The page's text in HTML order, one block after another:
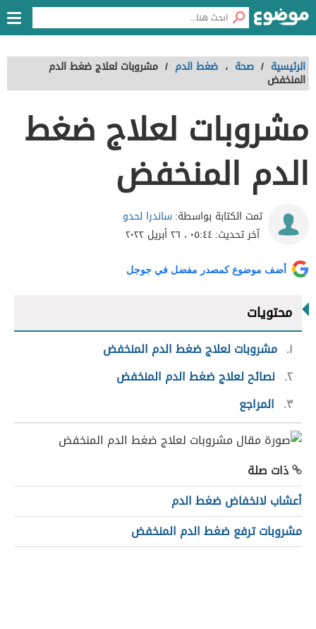
الرئيسية / صحة ، ضغط الدم / مشروبات لعلاج ضغط الدم
المنخفض
مشروبات لعلاج ضغط
الدم المنخفض
تمت الكتابة بواسطة:ساندرا لحدو
آخر تحديث:٠٥:٤٤ ، ٢٦ أبريل ٢٠٢٢
أضف موضوع كمصدر مفضل في جوجل
محتويات
١ مشروبات لعلاج ضغط الدم المنخفض
٢ نصائح لعلاج ضغط الدم المنخفض
٣
المراجع
ذات صلة
أعشاب لانخفاض ضغط الدم
مشروبات ترفع ضغط الدم المنخفض